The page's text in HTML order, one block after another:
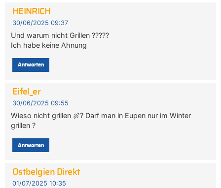
HEINRICH
30/06/2025 09:37
Und warum nicht Grillen ?????
Ich habe keine Ahnung
Antworten
Eifel_er
30/06/2025 09:55
Wieso nicht grillen 🍖? Darf man in Eupen nur im Winter
grillen ?
Antworten
Ostbelgien Direkt
01/07/2025 10:35